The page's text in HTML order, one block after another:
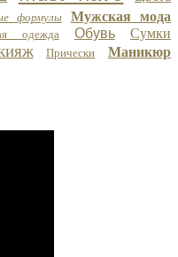
формулы
Мужская мода
одежда Обувь Сумки
Прически
Маникюр